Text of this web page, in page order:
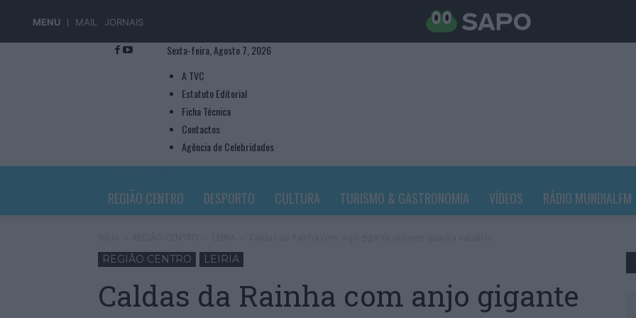
MENU MAIL JORNAIS
Sexta-feira, Agosto 7, 2026
A TVC
Estatuto Editorial
Ficha Técnica
Contactos
Agência de Celebridades
REGIÃO CENTRO DESPORTO CULTURA TURISMO & GASTRONOMIA VÍDEOS RÁDIO MUNDIALFM
REGIÃO CENTRO LEIRIA
Caldas da Rainha com anjo gigante